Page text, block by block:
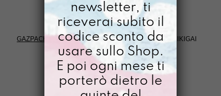
GAZPACHO >PAROLE DAL RESTO DELLA TERRA > IKIGAI
FILTRI
newsletter, ti
riceverai subito il
codice sconto da
usare sullo Shop.
E poi ogni mese ti
porterò dietro le